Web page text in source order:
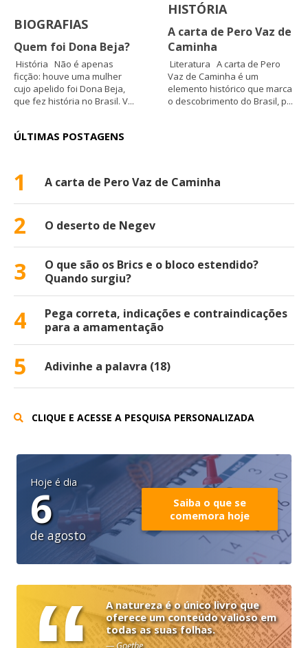
BIOGRAFIAS
Quem foi Dona Beja?
História Não é apenas
ficção: houve uma mulher
cujo apelido foi Dona Beja,
que fez história no Brasil. V...
HISTÓRIA
A carta de Pero Vaz de
Caminha
Literatura A carta de Pero
Vaz de Caminha é um
elemento histórico que marca
o descobrimento do Brasil, p...
ÚLTIMAS POSTAGENS
1 A carta de Pero Vaz de Caminha
2 O deserto de Negev
3
O que são os Brics e o bloco estendido?
Quando surgiu?
4
Pega correta, indicações e contraindicações
para a amamentação
5 Adivinhe a palavra (18)
CLIQUE E ACESSE A PESQUISA PERSONALIZADA
Hoje é dia
6
de agosto
Saiba o que se
comemora hoje
A natureza é o único livro que
oferece um conteúdo valioso em
todas as suas folhas.
— Goethe